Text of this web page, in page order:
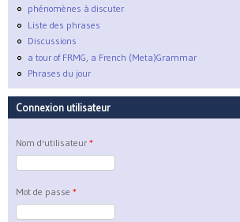
phénomènes à discuter
Liste des phrases
Discussions
a tour of FRMG, a French (Meta)Grammar
Phrases du jour
Connexion utilisateur
Nom d'utilisateur *
Mot de passe *